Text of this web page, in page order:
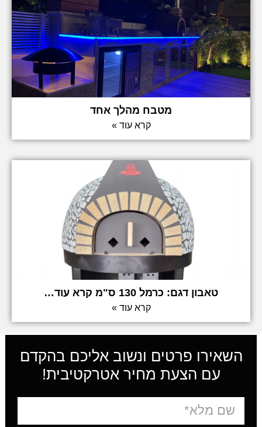
מטבח מהלך אחד
קרא עוד »
טאבון דגם: כרמל 130 ס"מ קרא עוד…
קרא עוד »
השאירו פרטים ונשוב אליכם בהקדם
עם הצעת מחיר אטרקטיבית!